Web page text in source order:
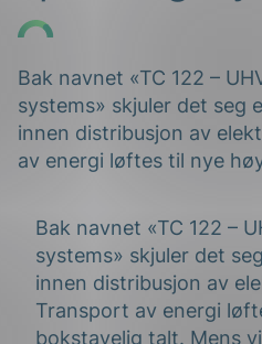
Bak navnet «TC 122 –
systems» skjuler det seg
innen distribusjon av
av energi løftes til nye
Bak navnet «TC 122 –
systems» skjuler det
innen distribusjon av
Transport av energi
bokstavelig talt. Mens